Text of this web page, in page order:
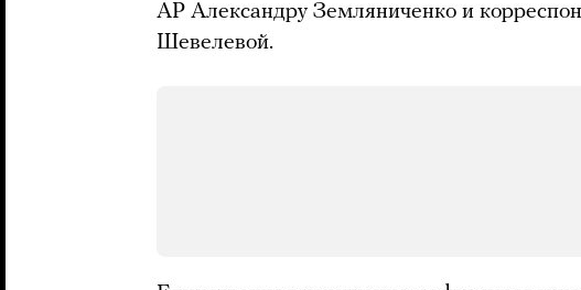
AP Александру Земляниченко и
Шевелевой.